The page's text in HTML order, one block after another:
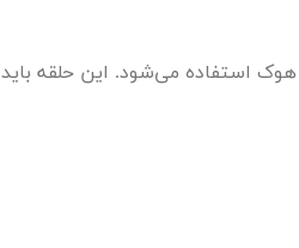
هوک استفاده می‌شود. این حلقه باید